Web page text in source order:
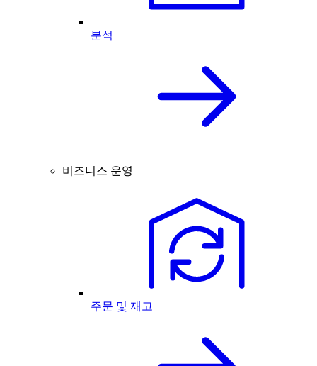
분석
비즈니스 운영
주문 및 재고